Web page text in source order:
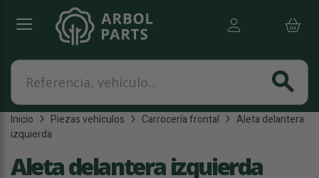
Referencia, vehículo...
search
Inicio Piezas vehículos Carrocería frontal
Aleta delantera
izquierda
Aleta delantera izquierda